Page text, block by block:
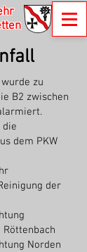
zu
B2 zwischen
die
dem PKW
der
Norden